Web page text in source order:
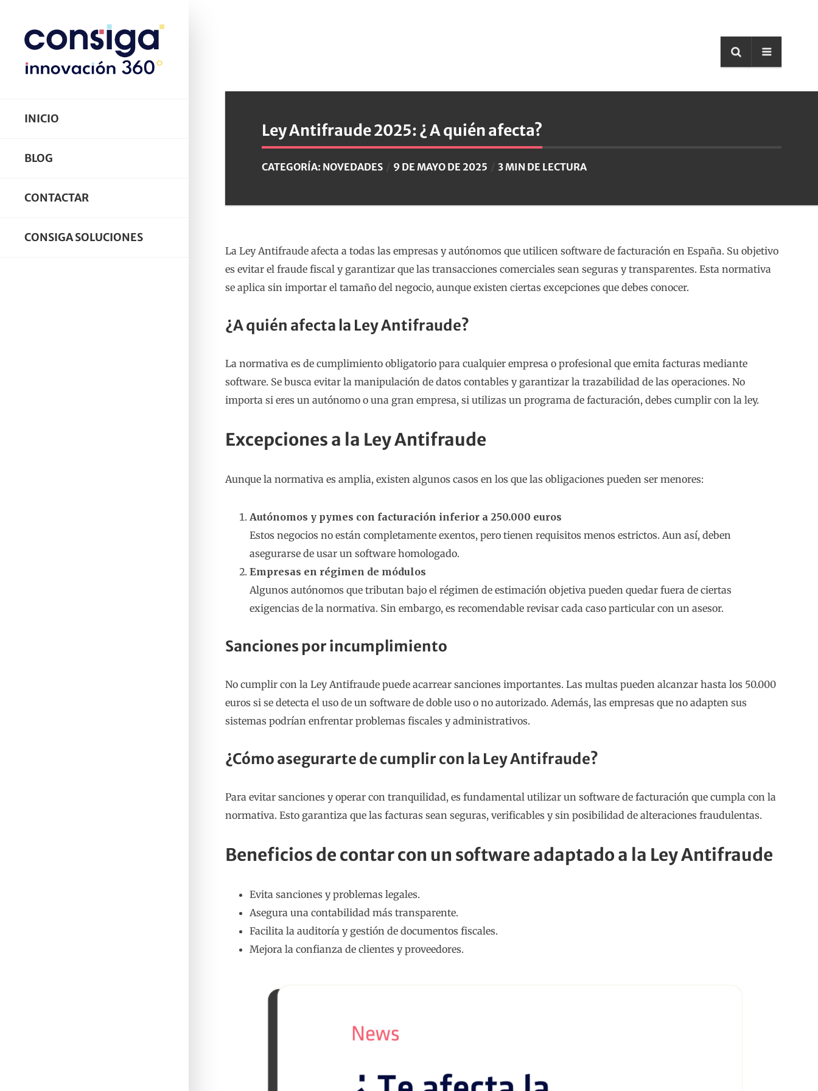
INICIO
BLOG
CONTACTAR
CONSIGA SOLUCIONES
Ley Antifraude 2025: ¿ A quién afecta?
CATEGORÍA: NOVEDADES 9 DE MAYO DE 2025 3 MIN DE LECTURA
La Ley Antifraude afecta a todas las empresas y autónomos que utilicen software de facturación en España. Su objetivo
es evitar el fraude fiscal y garantizar que las transacciones comerciales sean seguras y transparentes. Esta normativa
se aplica sin importar el tamaño del negocio, aunque existen ciertas excepciones que debes conocer.
¿A quién afecta la Ley Antifraude?
La normativa es de cumplimiento obligatorio para cualquier empresa o profesional que emita facturas mediante
software. Se busca evitar la manipulación de datos contables y garantizar la trazabilidad de las operaciones. No
importa si eres un autónomo o una gran empresa, si utilizas un programa de facturación, debes cumplir con la ley.
Excepciones a la Ley Antifraude
Aunque la normativa es amplia, existen algunos casos en los que las obligaciones pueden ser menores:
Autónomos y pymes con facturación inferior a 250.000 euros
Estos negocios no están completamente exentos, pero tienen requisitos menos estrictos. Aun así, deben
asegurarse de usar un software homologado.
Empresas en régimen de módulos
Algunos autónomos que tributan bajo el régimen de estimación objetiva pueden quedar fuera de ciertas
exigencias de la normativa. Sin embargo, es recomendable revisar cada caso particular con un asesor.
Sanciones por incumplimiento
No cumplir con la Ley Antifraude puede acarrear sanciones importantes. Las multas pueden alcanzar hasta los 50.000
euros si se detecta el uso de un software de doble uso o no autorizado. Además, las empresas que no adapten sus
sistemas podrían enfrentar problemas fiscales y administrativos.
¿Cómo asegurarte de cumplir con la Ley Antifraude?
Para evitar sanciones y operar con tranquilidad, es fundamental utilizar un software de facturación que cumpla con la
normativa. Esto garantiza que las facturas sean seguras, verificables y sin posibilidad de alteraciones fraudulentas.
Beneficios de contar con un software adaptado a la Ley Antifraude
Evita sanciones y problemas legales.
Asegura una contabilidad más transparente.
Facilita la auditoría y gestión de documentos fiscales.
Mejora la confianza de clientes y proveedores.